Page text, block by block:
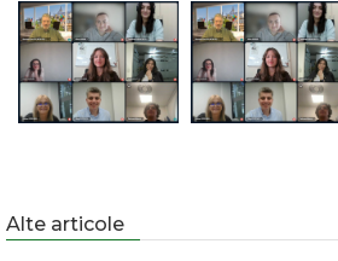
Alte articole